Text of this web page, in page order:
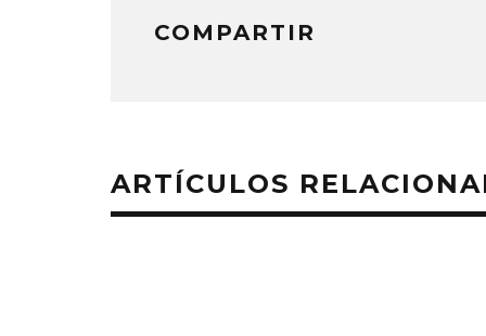
COMPARTIR
ARTÍCULOS